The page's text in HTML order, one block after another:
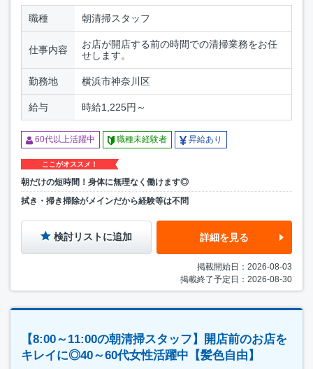
職種 朝清掃スタッフ
仕事内容
お店が開店する前の時間での清掃業務をお任
せします。
勤務地 横浜市神奈川区
給与 時給1,225円～
60代以上活躍中 職種未経験者 昇給あり
ここがオススメ！
朝だけの短時間！身体に無理なく働けます◎
拭き・掃き掃除がメインだから経験等は不問
検討リストに追加 詳細を見る
掲載開始日：2026-08-03
掲載終了予定日：2026-08-30
【8:00～11:00の朝清掃スタッフ】開店前のお店を
キレイに◎40～60代女性活躍中【髪色自由】